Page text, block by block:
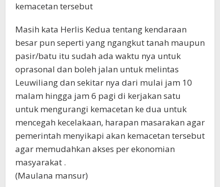
kemacetan tersebut
Masih kata Herlis Kedua tentang kendaraan
besar pun seperti yang ngangkut tanah maupun
pasir/batu itu sudah ada waktu nya untuk
oprasonal dan boleh jalan untuk melintas
Leuwiliang dan sekitar nya dari mulai jam 10
malam hingga jam 6 pagi di kerjakan satu
untuk mengurangi kemacetan ke dua untuk
mencegah kecelakaan, harapan masarakan agar
pemerintah menyikapi akan kemacetan tersebut
agar memudahkan akses per ekonomian
masyarakat .
(Maulana mansur)